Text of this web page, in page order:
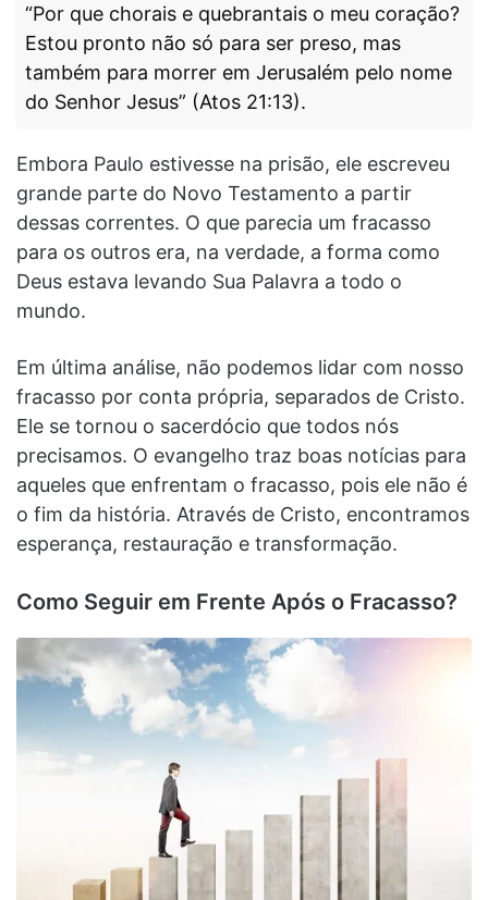
“Por que chorais e quebrantais o meu coração?
Estou pronto não só para ser preso, mas
também para morrer em Jerusalém pelo nome
do Senhor Jesus” (Atos 21:13).
Embora Paulo estivesse na prisão, ele escreveu
grande parte do Novo Testamento a partir
dessas correntes. O que parecia um fracasso
para os outros era, na verdade, a forma como
Deus estava levando Sua Palavra a todo o
mundo.
Em última análise, não podemos lidar com nosso
fracasso por conta própria, separados de Cristo.
Ele se tornou o sacerdócio que todos nós
precisamos. O evangelho traz boas notícias para
aqueles que enfrentam o fracasso, pois ele não é
o fim da história. Através de Cristo, encontramos
esperança, restauração e transformação.
Como Seguir em Frente Após o Fracasso?